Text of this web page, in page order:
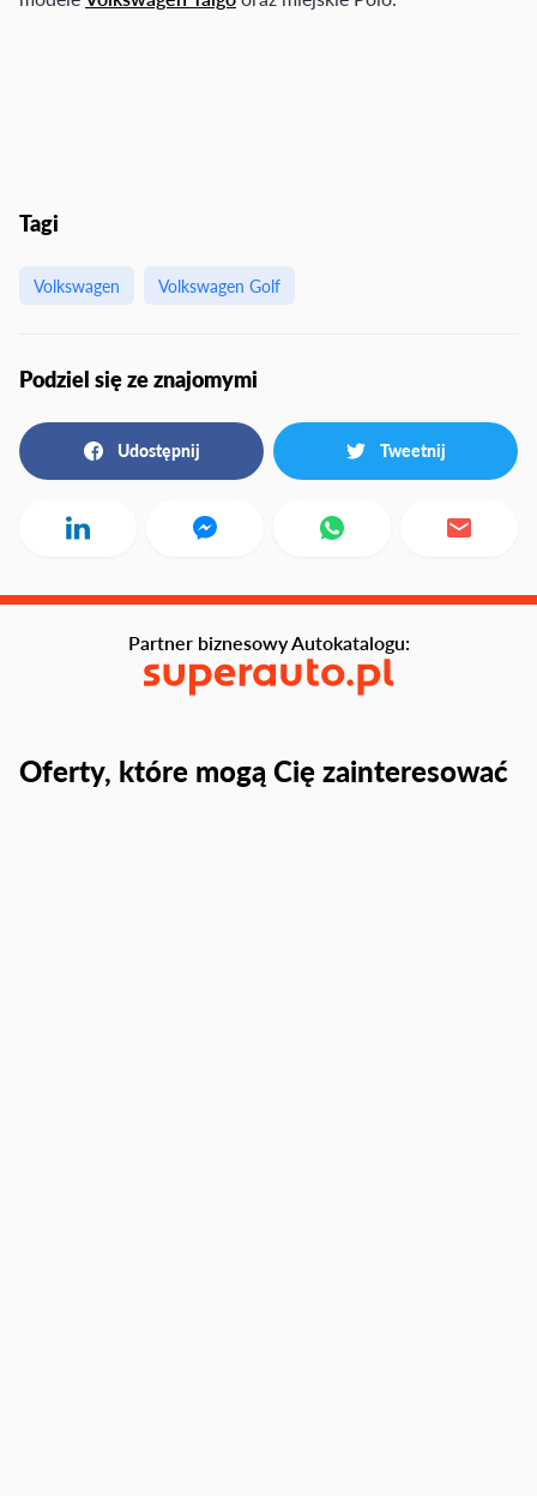
Tagi
Volkswagen Volkswagen Golf
Podziel się ze znajomymi
Udostępnij Tweetnij
Oferty, które mogą Cię zainteresować
Partner biznesowy Autokatalogu: